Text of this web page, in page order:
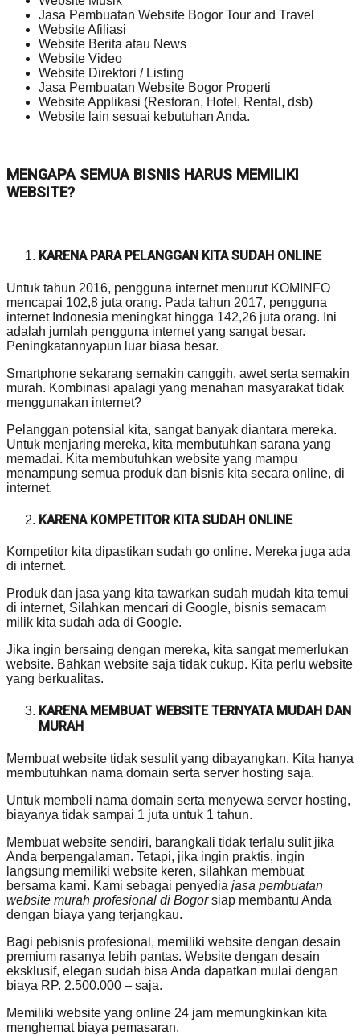
Jasa Pembuatan Website Bogor Tour and Travel
Website Afiliasi
Website Berita atau News
Website Video
Website Direktori / Listing
Jasa Pembuatan Website Bogor Properti
Website Applikasi (Restoran, Hotel, Rental, dsb)
Website lain sesuai kebutuhan Anda.
MENGAPA SEMUA BISNIS HARUS MEMILIKI
WEBSITE?
KARENA PARA PELANGGAN KITA SUDAH ONLINE
Untuk tahun 2016, pengguna internet menurut KOMINFO
mencapai 102,8 juta orang. Pada tahun 2017, pengguna
internet Indonesia meningkat hingga 142,26 juta orang. Ini
adalah jumlah pengguna internet yang sangat besar.
Peningkatannyapun luar biasa besar.
Smartphone sekarang semakin canggih, awet serta semakin
murah. Kombinasi apalagi yang menahan masyarakat tidak
menggunakan internet?
Pelanggan potensial kita, sangat banyak diantara mereka.
Untuk menjaring mereka, kita membutuhkan sarana yang
memadai. Kita membutuhkan website yang mampu
menampung semua produk dan bisnis kita secara online, di
internet.
KARENA KOMPETITOR KITA SUDAH ONLINE
Kompetitor kita dipastikan sudah go online. Mereka juga ada
di internet.
Produk dan jasa yang kita tawarkan sudah mudah kita temui
di internet, Silahkan mencari di Google, bisnis semacam
milik kita sudah ada di Google.
Jika ingin bersaing dengan mereka, kita sangat memerlukan
website. Bahkan website saja tidak cukup. Kita perlu website
yang berkualitas.
KARENA MEMBUAT WEBSITE TERNYATA MUDAH DAN
MURAH
Membuat website tidak sesulit yang dibayangkan. Kita hanya
membutuhkan nama domain serta server hosting saja.
Untuk membeli nama domain serta menyewa server hosting,
biayanya tidak sampai 1 juta untuk 1 tahun.
Membuat website sendiri, barangkali tidak terlalu sulit jika
Anda berpengalaman. Tetapi, jika ingin praktis, ingin
langsung memiliki website keren, silahkan membuat
bersama kami. Kami sebagai penyedia jasa pembuatan
website murah profesional di Bogorsiap membantu Anda
dengan biaya yang terjangkau.
Bagi pebisnis profesional, memiliki website dengan desain
premium rasanya lebih pantas. Website dengan desain
eksklusif, elegan sudah bisa Anda dapatkan mulai dengan
biaya RP. 2.500.000 – saja.
Memiliki website yang online 24 jam memungkinkan kita
menghemat biaya pemasaran.